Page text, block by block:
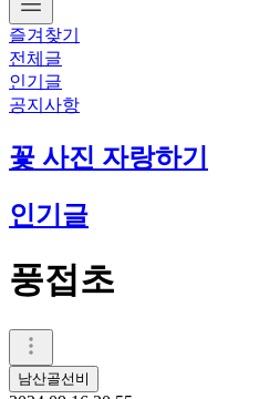
즐겨찾기
전체글
인기글
공지사항
꽃 사진 자랑하기
인기글
풍접초
남산골선비